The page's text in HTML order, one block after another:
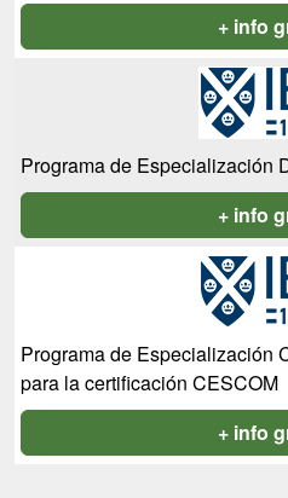
+ info
Programa de Especialización
+ info
Programa de Especialización
para la certificación CESCOM
+ info